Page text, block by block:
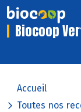
Biocoop
Accueil
Toutes nos